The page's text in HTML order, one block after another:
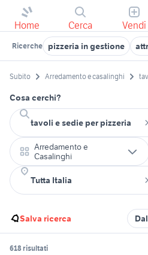
Home Cerca Vendi
Ricerche pizzeria in gestione
Subito Arredamento e casalinghi
Cosa cerchi?
Arredamento e
Casalinghi
Salva ricerca
618 risultati